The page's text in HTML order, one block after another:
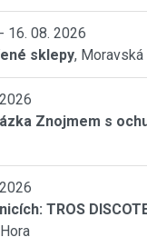
16. 08. 2026
sklepy,
Znojmem s
TROS